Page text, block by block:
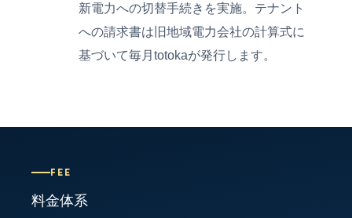
新電力への切替手続きを実施。テナント
への請求書は旧地域電力会社の計算式に
基づいて毎月totokaが発行します。
FEE
料金体系